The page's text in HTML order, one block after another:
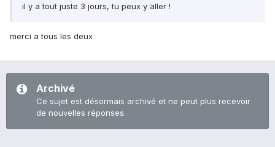
il y a tout juste 3 jours, tu peux y aller !
merci a tous les deux
Archivé
Ce sujet est désormais archivé et ne peut plus recevoir
de nouvelles réponses.